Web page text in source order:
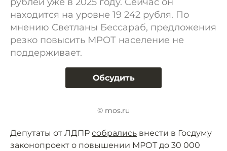
находится на уровне 19 242 рубля. По
мнению Светланы Бессараб, предложения
резко повысить МРОТ население не
поддерживает.
Обсудить
© mos.ru
Депутаты от ЛДПР собрались внести в Госдуму
законопроект о повышении МРОТ до 30 000